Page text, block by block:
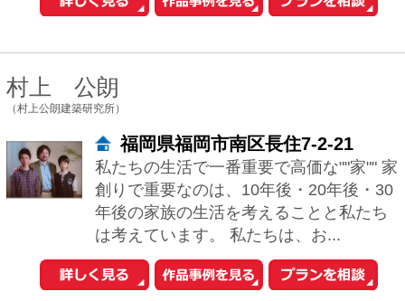
中古マンションを探す
新築マンションを探す
新築一戸建てを探す
住まいの売却・査定依頼
賃貸マンション・